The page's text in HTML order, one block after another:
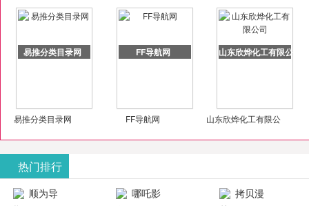
易推分类目录网
易推分类目录网
FF导航网
FF导航网
山东欣烨化工有限公司
山东欣烨化工有限公
热门排行
顺为导
哪吒影
拷贝漫